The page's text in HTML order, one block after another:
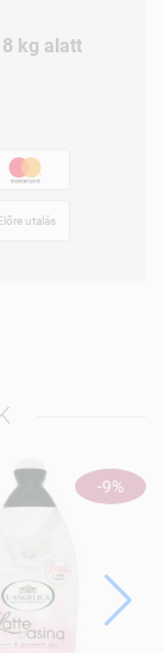
kg alatt
utalás
-9%